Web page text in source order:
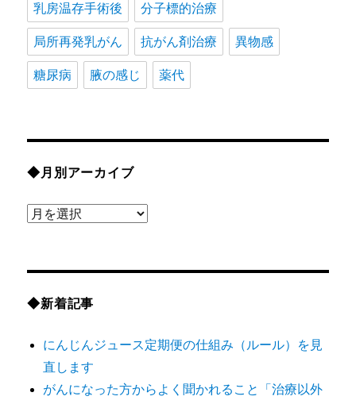
乳房温存手術後 分子標的治療
局所再発乳がん 抗がん剤治療 異物感
糖尿病 腋の感じ 薬代
◆月別アーカイブ
◆
ー
イ
◆新着記事
にんじんジュース定期便の仕組み（ルール）を見
直します
がんになった方からよく聞かれること「治療以外